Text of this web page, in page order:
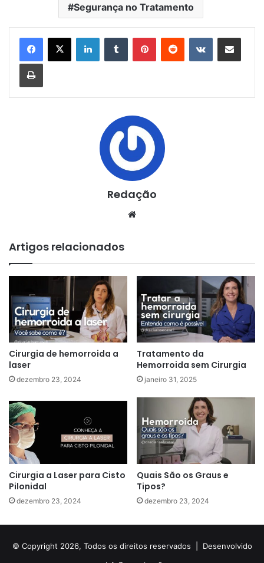
Segurança no Tratamento
LinkedinTumblr PinterestReddit VK Compartilhar via e-mail
Imprimir
Redação
Artigos relacionados
Cirurgia de hemorroida a
laser
dezembro 23, 2024
Tratamento da
Hemorroida sem Cirurgia
janeiro 31, 2025
Cirurgia a Laser para Cisto
Pilonidal
dezembro 23, 2024
Quais São os Graus e
Tipos?
dezembro 23, 2024
© Copyright 2026, Todos os direitos reservados | Desenvolvido